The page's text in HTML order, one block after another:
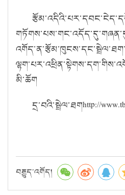
མི་ཆོག
དྲ་བའི་སྦྲེལ་ཐགhttp://
བརྒྱུད་འགོད།